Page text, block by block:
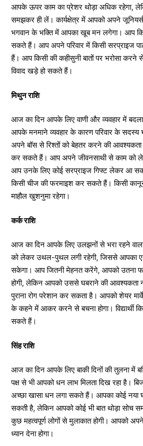
आपके ऊपर काम का प्रेशर थोड़ा अधिक रहेगा,
समझकर ही लें। कार्यक्षेत्र में आपको अपने जूनियर्स
भगवान के भक्ति में आपका खूब मन लगेगा। आप
सकते हैं। आप अपने परिवार में किसी सरप्राइज
हैं। आप किसी की कहीसुनी बातों पर भरोसा करने
विवाद खड़े हो सकते हैं।
मिथुन राशि
आज का दिन आपके लिए वाणी और व्यवहार में
आपके मनमाने व्यवहार के कारण परिवार के सदस्य
अपने बॉस से रिश्तों को बेहतर करने की
कर सकते हैं। आप अपने जीवनसाथी से काम को
आप उनके लिए कोई सरप्राइज गिफ्ट लेकर आ
किसी चीज की फरमाइश कर सकते हैं। किसी
माहौल खुशनुमा रहेगा।
कर्क राशि
आज का दिन आपके लिए उलझनों से भरा रहने
को लेकर उथल-पुथल लगी रहेगी, जिससे आपका
सकेगा। आप जितनी मेहनत करेंगे, आपको उतना
होगी, लेकिन आपको उससे घबराने की आवश्यकता
पुराना रोग परेशान कर सकता है। आपको शेयर
के कहने में आकर करने से बचना होगा। विद्यार्थी
सकते हैं।
सिंह राशि
आज का दिन आपके लिए बाकी दिनों की तुलना में
पक्ष से भी आपको धन लाभ मिलता दिख रहा है।
अच्छा खासा धन लगा सकते हैं। आपका कोई नया
सकती है, लेकिन आपको कोई भी बात थोड़ा सोच
कुछ महत्वपूर्ण लोगों से मुलाकात होगी। आपको अपने
ध्यान देना होगा।